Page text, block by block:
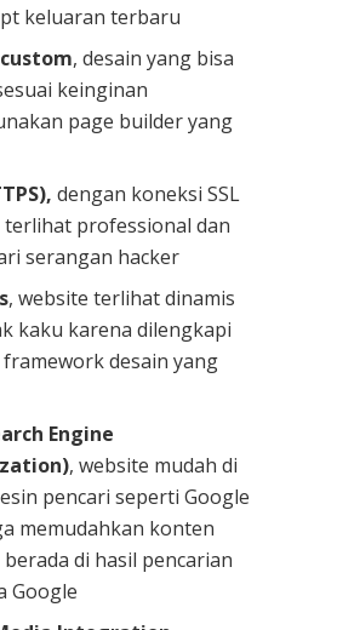
keluaran terbaru
, desain yang bisa
keinginan
page builder yang
dengan koneksi SSL
terlihat professional dan
serangan hacker
, website terlihat dinamis
kaku karena dilengkapi
desain yang
Engine
, website mudah di
pencari seperti Google
memudahkan konten
di hasil pencarian
Google